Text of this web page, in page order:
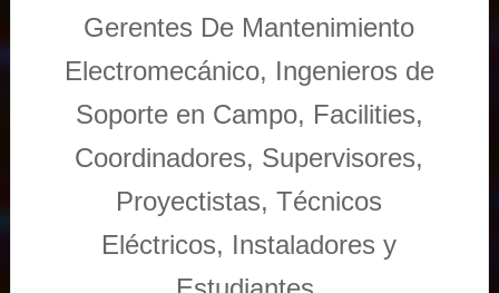
Gerentes De Mantenimiento
Electromecánico, Ingenieros de
Soporte en Campo, Facilities,
Coordinadores, Supervisores,
Proyectistas, Técnicos
Eléctricos, Instaladores y